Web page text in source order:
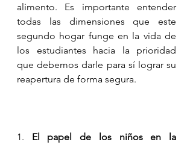
alimento. Es importante entender
todas las dimensiones que este
segundo hogar funge en la vida de
los estudiantes hacia la prioridad
que debemos darle para sí lograr su
reapertura de forma segura.
1. El papel de los niños en la